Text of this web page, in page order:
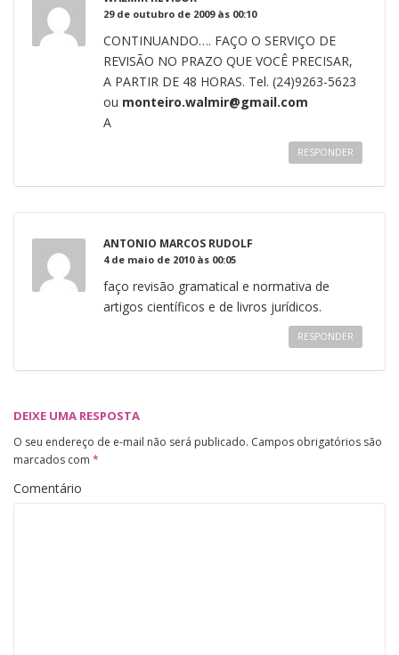
29 de outubro de 2009 às 00:10
CONTINUANDO…. FAÇO O SERVIÇO DE
REVISÃO NO PRAZO QUE VOCÊ PRECISAR,
A PARTIR DE 48 HORAS. Tel. (24)9263-5623
ou monteiro.walmir@gmail.com
A
RESPONDER
ANTONIO MARCOS RUDOLF
4 de maio de 2010 às 00:05
faço revisão gramatical e normativa de
artigos científicos e de livros jurídicos.
RESPONDER
DEIXE UMA RESPOSTA
O seu endereço de e-mail não será publicado. Campos obrigatórios são
marcados com *
Comentário